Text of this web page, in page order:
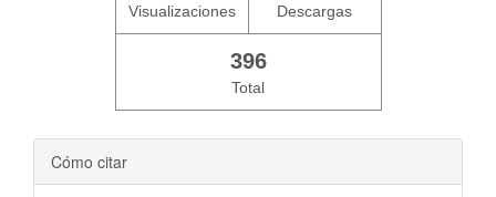
Visualizaciones Descargas
396
Total
Cómo citar